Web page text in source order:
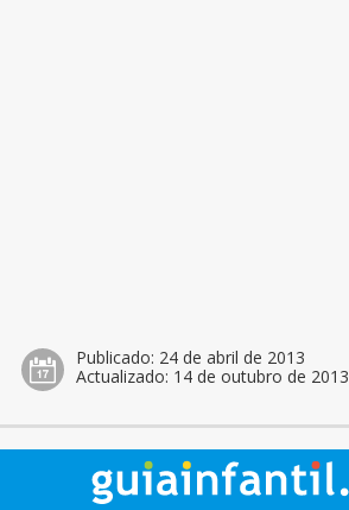
Publicado: 24 de abril de 2013
Actualizado: 14 de outubro de 2013